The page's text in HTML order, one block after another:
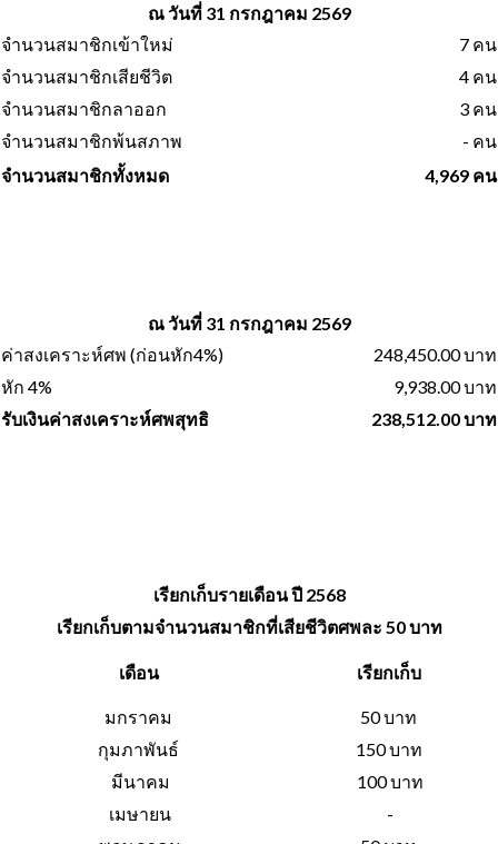
ณ วันที่ 31 กรกฎาคม 2569
จำนวนสมาชิกเข้าใหม่
7 คน
จำนวนสมาชิกเสียชีวิต
4 คน
จำนวนสมาชิกลาออก
3 คน
จำนวนสมาชิกพ้นสภาพ
- คน
จำนวนสมาชิกทั้งหมด
4,969 คน
ณ วันที่ 31 กรกฎาคม 2569
ค่าสงเคราะห์ศพ (ก่อนหัก4%)
248,450.00 บาท
หัก 4%
9,938.00 บาท
รับเงินค่าสงเคราะห์ศพสุทธิ
238,512.00 บาท
เรียกเก็บรายเดือน ปี 2568
เรียกเก็บตามจำนวนสมาชิกที่เสียชีวิตศพละ 50 บาท
เดือน เรียกเก็บ
มกราคม
50 บาท
กุมภาพันธ์
150 บาท
มีนาคม
100 บาท
เมษายน
-